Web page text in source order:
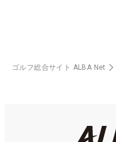
ゴルフ総合サイト ALBA Net